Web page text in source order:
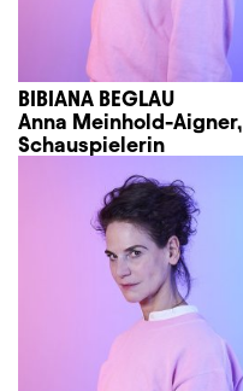
BIBIANA BEGLAU
Anna Meinhold-Aigner,
Schauspielerin